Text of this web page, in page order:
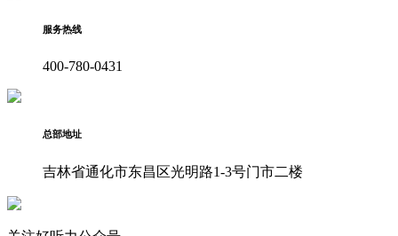
服务热线
400-780-0431
总部地址
吉林省通化市东昌区光明路1-3号门市二楼